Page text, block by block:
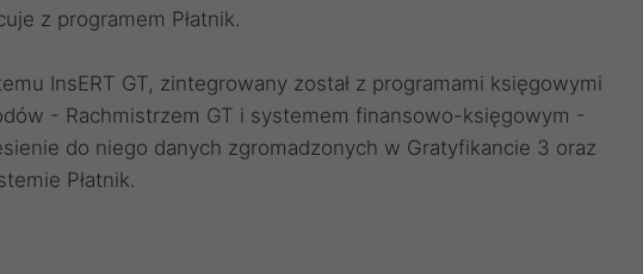
z programem Płatnik.
InsERT GT, zintegrowany został z programami księgowymi
- Rachmistrzem GT i systemem finansowo-księgowym -
do niego danych zgromadzonych w Gratyfikancie 3 oraz
Płatnik.